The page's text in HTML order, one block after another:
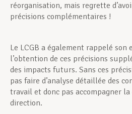
réorganisation, mais regrette
précisions complémentaires !
Le LCGB a également rappelé son
l’obtention de ces précisions
des impacts futurs. Sans ces
pas faire d’analyse détaillée des
travail et donc pas accompagner
direction.